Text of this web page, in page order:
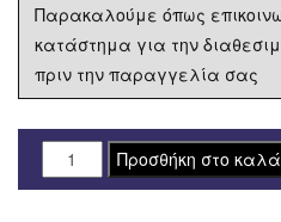
Παρακαλούμε όπως
κατάστημα για την
πριν την παραγγελία σας
ΔΙΣΚΟΠΛΑΚΑ
FERODO
Προσθήκη στο